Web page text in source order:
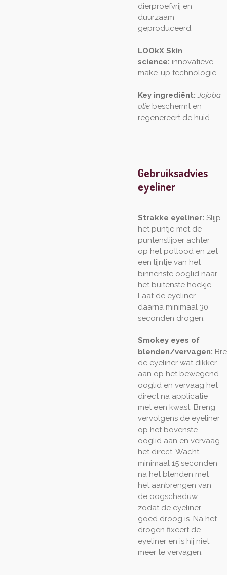
dierproefvrij en
duurzaam
geproduceerd.
LOOkX Skin
science: innovatieve
make-up technologie.
Key ingrediënt: Jojoba
olie beschermt en
regenereert de huid.
Gebruiksadvies
eyeliner
Strakke eyeliner: Slijp
het puntje met de
puntenslijper achter
op het potlood en zet
een lijntje van het
binnenste ooglid naar
het buitenste hoekje.
Laat de eyeliner
daarna minimaal 30
seconden drogen.
Smokey eyes of
blenden/vervagen:
de eyeliner wat dikker
aan op het bewegend
ooglid en vervaag het
direct na applicatie
met een kwast. Breng
vervolgens de eyeliner
op het bovenste
ooglid aan en vervaag
het direct. Wacht
minimaal 15 seconden
na het blenden met
het aanbrengen van
de oogschaduw,
zodat de eyeliner
goed droog is. Na het
drogen fixeert de
eyeliner en is hij niet
meer te vervagen.